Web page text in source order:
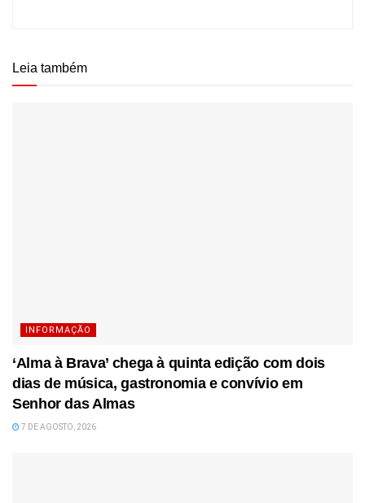
Leia também
INFORMAÇÃO
‘Alma à Brava’ chega à quinta edição com dois
dias de música, gastronomia e convívio em
Senhor das Almas
7 DE AGOSTO, 2026